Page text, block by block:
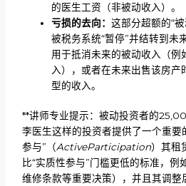
的医生工资（非被动收入）。
亏损的去向：这部分超额的“
被税务系统“暂停”并结转到未
用于抵消未来的被动收入（例
入），或者在未来出售该房产
型的收入。
**讲师专业提示：被动投资者的
李医生这样的投资者提供了一个重要
参与”（ActiveParticipation）其租
比“实质性参与”门槛更低的标准，例
维修条款等重要决策），并且其调整